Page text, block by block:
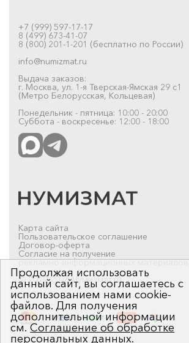
+7 (999) 597-17-17
8 (499) 673-41-07
8 (800) 201-1-201 (бесплатно по России)
info@numizmat.ru
Выдача заказов:
г. Москва, ул. 1-я Тверская-Ямская 29 с1
(Метро Белорусская, Кольцевая)
Понедельник - пятница: 10:00 - 20:00
Суббота - воскресенье: 12:00 - 18:00
Карта сайта
Пользовательское соглашение
Договор-оферта
Согласие на получение
рекламно-информационных материалов
© 2019-2026 Нумизмат.ru
Продолжая использовать
данный сайт, вы соглашаетесь с
использованием нами cookie-
файлов. Для получения
дополнительной информации
см.Соглашение об обработке
персональных данных.